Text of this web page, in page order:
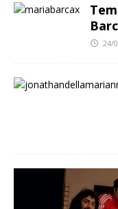
24/